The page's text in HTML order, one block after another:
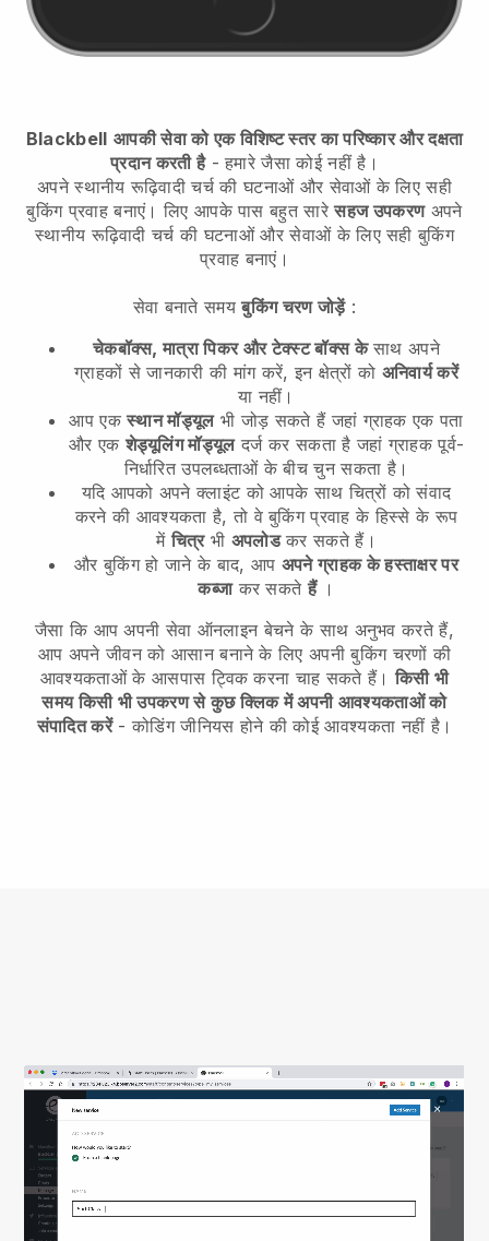
Blackbell आपकी सेवा को एक विशिष्ट स्तर का परिष्कार और दक्षता
प्रदान करती है- हमारे जैसा कोई नहीं है।
अपने स्थानीय रूढ़िवादी चर्च की घटनाओं और सेवाओं के लिए सही
बुकिंग प्रवाह बनाएं। लिए आपके पास बहुत सारेसहज उपकरण अपने
स्थानीय रूढ़िवादी चर्च की घटनाओं और सेवाओं के लिए सही बुकिंग
प्रवाह बनाएं।
सेवा बनाते समयबुकिंग चरण जोड़ें:
चेकबॉक्स, मात्रा पिकर और टेक्स्ट बॉक्स केसाथ अपने
ग्राहकों से जानकारी की मांग करें, इन क्षेत्रों को अनिवार्य करें
या नहीं।
आप एकस्थान मॉड्यूलभी जोड़ सकते हैं जहां ग्राहक एक पता
और एकशेड्यूलिंग मॉड्यूलदर्ज कर सकता है जहां ग्राहक पूर्व-
निर्धारित उपलब्धताओं के बीच चुन सकता है।
यदि आपको अपने क्लाइंट को आपके साथ चित्रों को संवाद
करने की आवश्यकता है, तो वे बुकिंग प्रवाह के हिस्से के रूप
मेंचित्रभी अपलोडकर सकते हैं।
और बुकिंग हो जाने के बाद, आप अपने ग्राहक के हस्ताक्षर पर
कब्जाकर सकतेहैं।
जैसा कि आप अपनी सेवा ऑनलाइन बेचने के साथ अनुभव करते हैं,
आप अपने जीवन को आसान बनाने के लिए अपनी बुकिंग चरणों की
आवश्यकताओं के आसपास ट्विक करना चाह सकते हैं।किसी भी
समय किसी भी उपकरण से कुछ क्लिक में अपनी आवश्यकताओं को
संपादित करें- कोडिंग जीनियस होने की कोई आवश्यकता नहीं है।